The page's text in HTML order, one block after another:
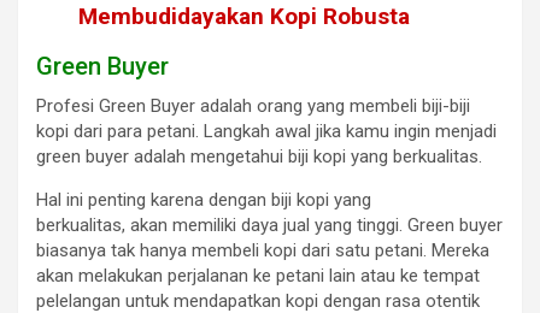
Membudidayakan Kopi Robusta
Green Buyer
Profesi Green Buyer adalah orang yang membeli biji-biji
kopi dari para petani. Langkah awal jika kamu ingin menjadi
green buyer adalah mengetahui biji kopi yang berkualitas.
Hal ini penting karena dengan biji kopi yang
berkualitas, akan memiliki daya jual yang tinggi. Green buyer
biasanya tak hanya membeli kopi dari satu petani. Mereka
akan melakukan perjalanan ke petani lain atau ke tempat
pelelangan untuk mendapatkan kopi dengan rasa otentik